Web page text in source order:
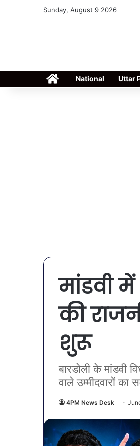
Sunday, August 9 2026
HomeNational Uttar
मांडवी
की
शुरू
बारडोली के मांडवी
वाले उम्मीदवारों का
4PM News Desk